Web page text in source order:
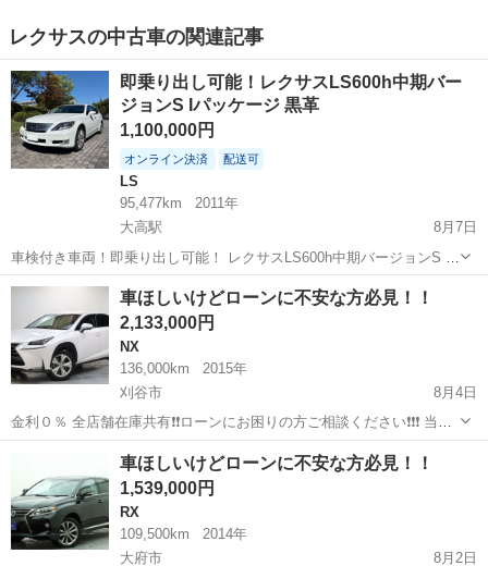
レクサスの中古車の関連記事
即乗り出し可能！レクサスLS600h中期バー
ジョンS Iパッケージ 黒革
1,100,000円
オンライン決済 配送可
LS
95,477km
2011年
大高駅
8月7日
車検付き車両！即乗り出し可能！ レクサスLS600h中期バージョンS I
パッケージ です。 ■車両情報 ・車種 :レクサス LS 中期 ・グレード：
LS600hバージョンS Iパッケージ ・年式：平成23年式 ・走行距...
愛知 名古屋市
車ほしいけどローンに不安な方必見！！
2,133,000円
NX
136,000km
2015年
刈谷市
8月4日
金利０％ 全店舗在庫共有❗️❗️ローンにお困りの方ご相談ください❗️❗️❗️ 当店
の自社ローンは 👉審査通過率95％❗️ さらに… 👉総額150万円までのお
車なら【頭金0円OK】✨ 「今は無理かも…」と...
ローン
車ほしいけどローンに不安な方必見！！
1,539,000円
RX
109,500km
2014年
大府市
8月2日